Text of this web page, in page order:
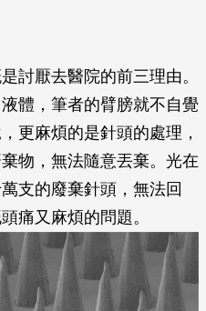
討厭去醫院的前三理由。
體，筆者的臂膀就不自覺
更麻煩的是針頭的處理，
物，無法隨意丟棄。光在
支的廢棄針頭，無法回
痛又麻煩的問題。